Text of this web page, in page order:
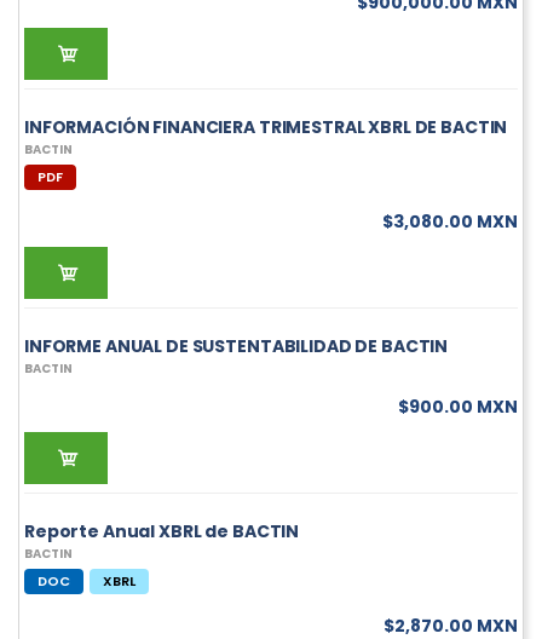
INFORMACIÓN FINANCIERA TRIMESTRAL XBRL DE BACTIN
BACTIN
PDF
$3,080.00 MXN
INFORME ANUAL DE SUSTENTABILIDAD DE BACTIN
BACTIN
$900.00 MXN
Reporte Anual XBRL de BACTIN
BACTIN
DOC XBRL
$2,870.00 MXN